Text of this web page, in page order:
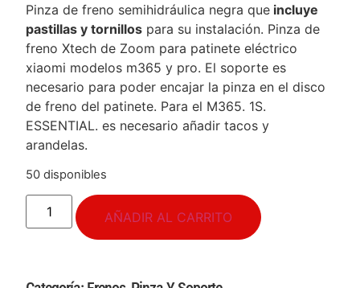
Pinza de freno semihidráulica negra que incluye
pastillas y tornillos para su instalación. Pinza de
freno Xtech de Zoom para patinete eléctrico
xiaomi modelos m365 y pro. El soporte es
necesario para poder encajar la pinza en el disco
de freno del patinete. Para el M365. 1S.
ESSENTIAL. es necesario añadir tacos y
arandelas.
50 disponibles
AÑADIR AL CARRITO